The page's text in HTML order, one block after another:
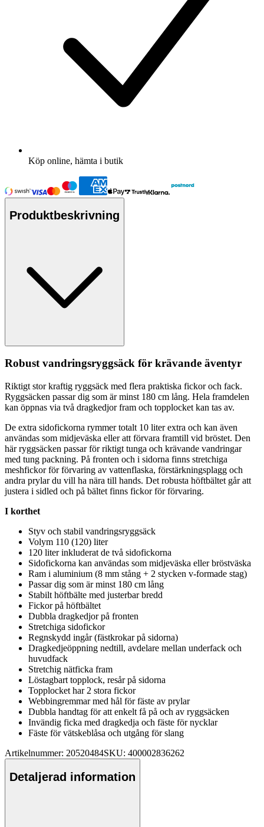
Köp online, hämta i butik
Produktbeskrivning
Robust vandringsryggsäck för krävande äventyr
Riktigt stor kraftig ryggsäck med flera praktiska fickor och fack.
Ryggsäcken passar dig som är minst 180 cm lång. Hela framdelen
kan öppnas via två dragkedjor fram och topplocket kan tas av.
De extra sidofickorna rymmer totalt 10 liter extra och kan även
användas som midjeväska eller att förvara framtill vid bröstet. Den
här ryggsäcken passar för riktigt tunga och krävande vandringar
med tung packning. På fronten och i sidorna finns stretchiga
meshfickor för förvaring av vattenflaska, förstärkningsplagg och
andra prylar du vill ha nära till hands. Det robusta höftbältet går att
justera i sidled och på bältet finns fickor för förvaring.
I korthet
Styv och stabil vandringsryggsäck
Volym 110 (120) liter
120 liter inkluderat de två sidofickorna
Sidofickorna kan användas som midjeväska eller bröstväska
Ram i aluminium (8 mm stång + 2 stycken v-formade stag)
Passar dig som är minst 180 cm lång
Stabilt höftbälte med justerbar bredd
Fickor på höftbältet
Dubbla dragkedjor på fronten
Stretchiga sidofickor
Regnskydd ingår (fästkrokar på sidorna)
Dragkedjeöppning nedtill, avdelare mellan underfack och
huvudfack
Stretchig nätficka fram
Löstagbart topplock, resår på sidorna
Topplocket har 2 stora fickor
Webbingremmar med hål för fäste av prylar
Dubbla handtag för att enkelt få på och av ryggsäcken
Invändig ficka med dragkedja och fäste för nycklar
Fäste för vätskeblåsa och utgång för slang
Artikelnummer: 20520484SKU: 400002836262
Detaljerad information